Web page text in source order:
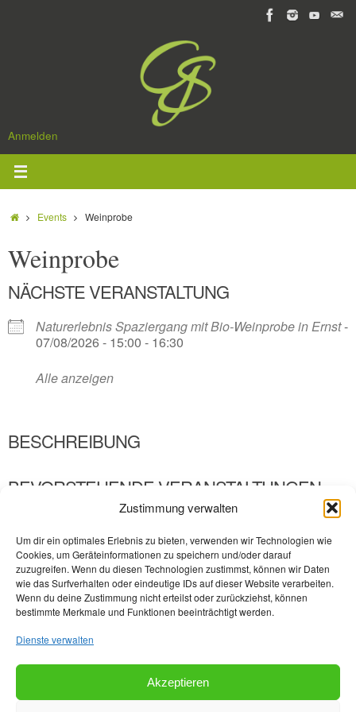
Zustimmung verwalten
Um dir ein optimales Erlebnis zu bieten, verwenden wir Technologien wie
Cookies, um Geräteinformationen zu speichern und/oder darauf
zuzugreifen. Wenn du diesen Technologien zustimmst, können wir Daten
wie das Surfverhalten oder eindeutige IDs auf dieser Website verarbeiten.
Wenn du deine Zustimmung nicht erteilst oder zurückziehst, können
bestimmte Merkmale und Funktionen beeinträchtigt werden.
Dienste verwalten
Akzeptieren
Anmelden
StartEvents Weinprobe
Weinprobe
NÄCHSTE VERANSTALTUNG
Naturerlebnis Spaziergang mit Bio-Weinprobe in Ernst-
07/08/2026 - 15:00 - 16:30
Alle anzeigen
BESCHREIBUNG
BEVORSTEHENDE VERANSTALTUNGEN